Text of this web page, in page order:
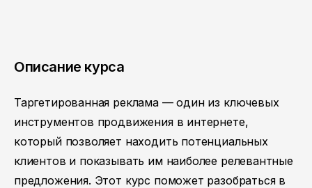
Описание курса
Таргетированная реклама — один из ключевых
инструментов продвижения в интернете,
который позволяет находить потенциальных
клиентов и показывать им наиболее релевантные
предложения. Этот курс поможет разобраться в